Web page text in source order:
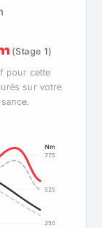
(Stage 1)
pour cette
sur votre
250
525
775
Nm